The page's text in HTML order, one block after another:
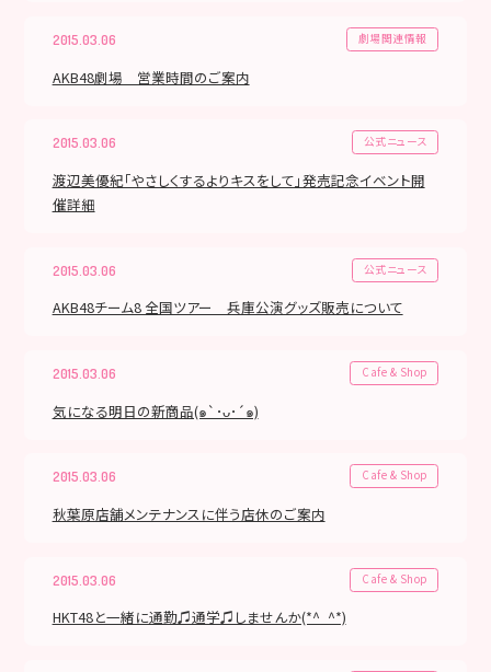
2015.03.06 劇場関連情報
AKB48劇場 営業時間のご案内
2015.03.06 公式ニュース
渡辺美優紀「やさしくするよりキスをして」発売記念イベント開
催詳細
2015.03.06 公式ニュース
AKB48チーム8 全国ツアー 兵庫公演グッズ販売について
2015.03.06 Cafe & Shop
気になる明日の新商品(๑`･ᴗ･´๑)
2015.03.06 Cafe & Shop
秋葉原店舗メンテナンスに伴う店休のご案内
2015.03.06 Cafe & Shop
HKT48と一緒に通勤♫通学♫しませんか(*^_^*)